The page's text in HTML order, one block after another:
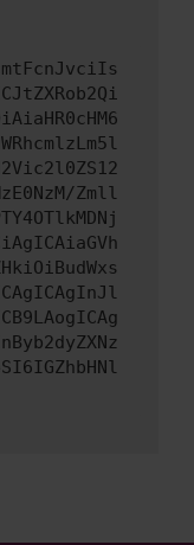
Zmll